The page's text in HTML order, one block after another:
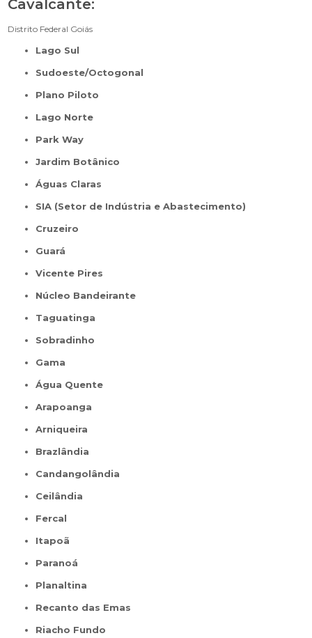
Cavalcante:
Distrito Federal Goiás
Lago Sul
Sudoeste/Octogonal
Plano Piloto
Lago Norte
Park Way
Jardim Botânico
Águas Claras
SIA (Setor de Indústria e Abastecimento)
Cruzeiro
Guará
Vicente Pires
Núcleo Bandeirante
Taguatinga
Sobradinho
Gama
Água Quente
Arapoanga
Arniqueira
Brazlândia
Candangolândia
Ceilândia
Fercal
Itapoã
Paranoá
Planaltina
Recanto das Emas
Riacho Fundo